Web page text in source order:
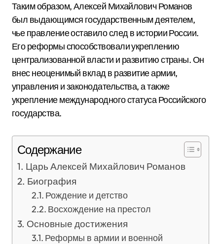
Таким образом, Алексей Михайлович Романов
был выдающимся государственным деятелем,
чье правление оставило след в истории России.
Его реформы способствовали укреплению
централизованной власти и развитию страны. Он
внес неоценимый вклад в развитие армии,
управления и законодательства, а также
укрепление международного статуса Российского
государства.
Содержание
Царь Алексей Михайлович Романов
Биография
Рождение и детство
Восхождение на престол
Основные достижения
Реформы в армии и военной